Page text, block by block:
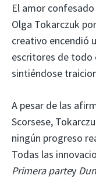
El amor
Olga Tokarczuk
creativo encendió
escritores de todo
sintiéndose
A pesar de las
Scorsese,
ningún progreso
Todas las
Primera partey